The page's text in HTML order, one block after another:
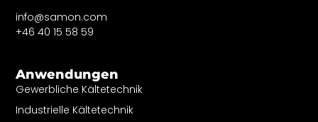
info@samon.com
+46 40 15 58 59
Anwendungen
Gewerbliche Kältetechnik
Industrielle Kältetechnik